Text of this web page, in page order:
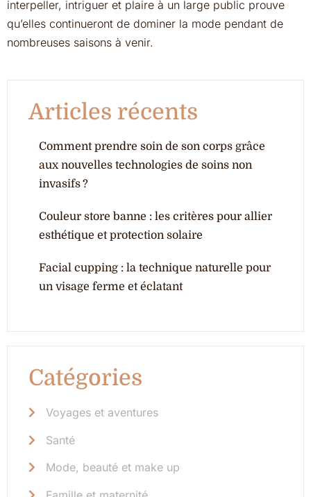
interpeller, intriguer et plaire à un large public prouve
qu’elles continueront de dominer la mode pendant de
nombreuses saisons à venir.
Articles récents
Comment prendre soin de son corps grâce
aux nouvelles technologies de soins non
invasifs ?
Couleur store banne : les critères pour allier
esthétique et protection solaire
Facial cupping : la technique naturelle pour
un visage ferme et éclatant
Catégories
Voyages et aventures
Santé
Mode, beauté et make up